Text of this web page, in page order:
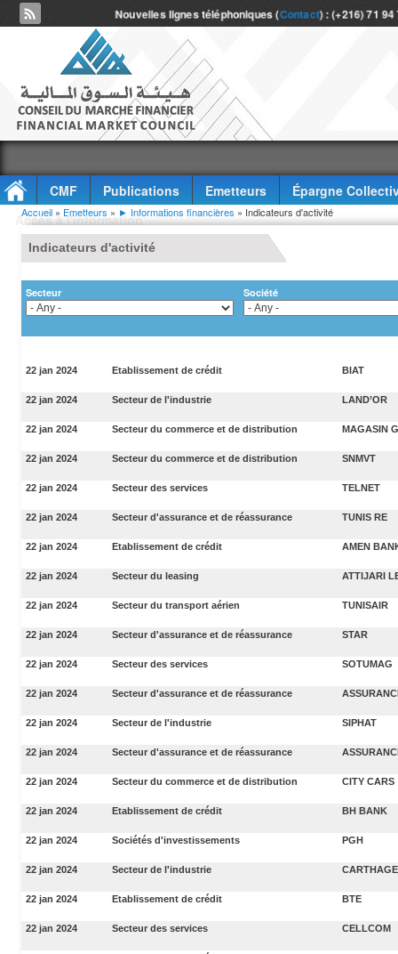
Nouvelles lignes téléphoniques (Contact) : (+216) 71
CMF Publications Emetteurs
Épargne
Accès à l'information
Vous êtes ici
Accueil » Emetteurs » ► Informations financières » Indicateurs d'activité
Indicateurs d'activité
Secteur Société
22 jan 2024 Etablissement de crédit BIAT
22 jan 2024 Secteur de l'industrie LAND’OR
22 jan 2024 Secteur du commerce et de distribution MAGASIN
22 jan 2024 Secteur du commerce et de distribution SNMVT
22 jan 2024 Secteur des services TELNET
22 jan 2024 Secteur d'assurance et de réassurance TUNIS RE
22 jan 2024 Etablissement de crédit AMEN
22 jan 2024 Secteur du leasing ATTIJARI
22 jan 2024 Secteur du transport aérien TUNISAIR
22 jan 2024 Secteur d'assurance et de réassurance STAR
22 jan 2024 Secteur des services SOTUMAG
22 jan 2024 Secteur d'assurance et de réassurance
22 jan 2024 Secteur de l'industrie SIPHAT
22 jan 2024 Secteur d'assurance et de réassurance
22 jan 2024 Secteur du commerce et de distribution CITY CARS
22 jan 2024 Etablissement de crédit BH BANK
22 jan 2024 Sociétés d'investissements PGH
22 jan 2024 Secteur de l'industrie
22 jan 2024 Etablissement de crédit BTE
22 jan 2024 Secteur des services CELLCOM